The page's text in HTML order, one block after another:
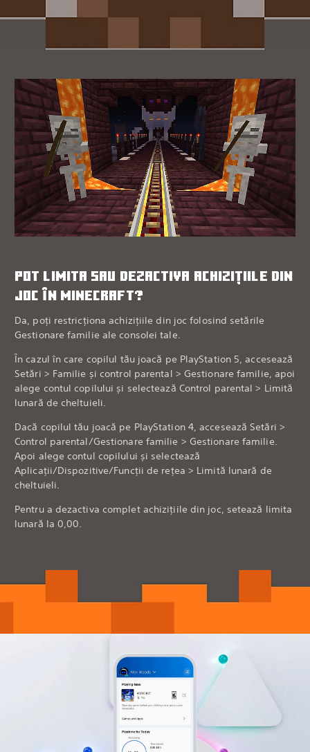
POT LIMITA SAU DEZACTIVA ACHIZIȚIILE DIN
JOC ÎN MINECRAFT?
Da, poți restricționa achizițiile din joc folosind setările
Gestionare familie ale consolei tale.
În cazul în care copilul tău joacă pe PlayStation 5, accesează
Setări > Familie și control parental > Gestionare familie, apoi
alege contul copilului și selectează Control parental > Limită
lunară de cheltuieli.
Dacă copilul tău joacă pe PlayStation 4, accesează Setări >
Control parental/Gestionare familie > Gestionare familie.
Apoi alege contul copilului și selectează
Aplicații/Dispozitive/Funcții de rețea > Limită lunară de
cheltuieli.
Pentru a dezactiva complet achizițiile din joc, setează limita
lunară la 0,00.